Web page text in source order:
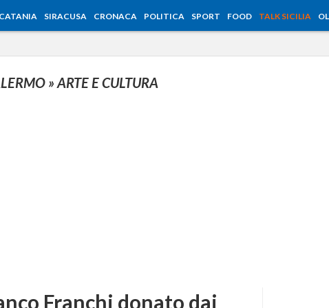
CATANIA SIRACUSA CRONACA POLITICA SPORT FOOD TALK SICILIA
» ARTE E CULTURA
Franchi donato dai